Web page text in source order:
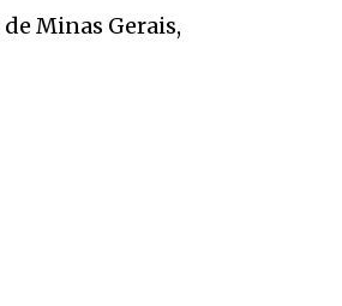
Minas Gerais,